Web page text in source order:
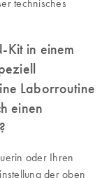
technisches
Kit in einem
Laborroutine
einen
oder Ihren
der oben